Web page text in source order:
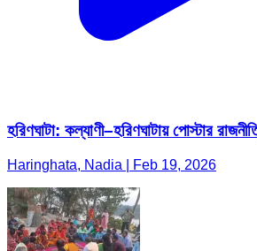
হরিণঘাটা: কল্যাণী–হরিণঘাটায় পোস্টার
Haringhata, Nadia | Feb 19, 2026